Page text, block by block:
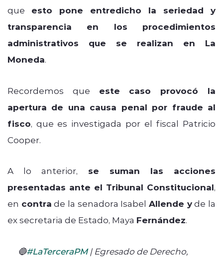
que esto pone entredicho la seriedad y
transparencia en los procedimientos
administrativos que se realizan en La
Moneda.
Recordemos que este caso provocó la
apertura de una causa penal por fraude al
fisco, que es investigada por el fiscal Patricio
Cooper.
A lo anterior, se suman las acciones
presentadas ante el Tribunal Constitucional,
en contra de la senadora IsabelAllende yde la
ex secretaria de Estado, Maya Fernández.
🔵#LaTerceraPM| Egresado de Derecho,